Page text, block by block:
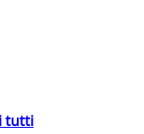
tutti